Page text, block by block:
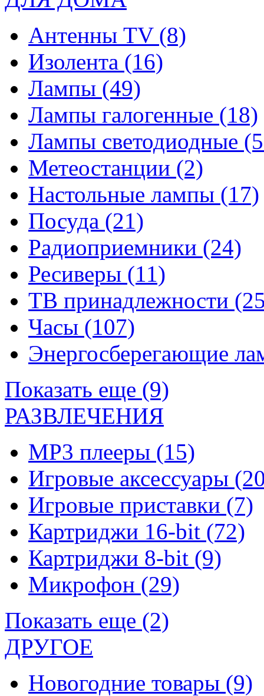
Антенны TV (8)
Изолента (16)
Лампы (49)
Лампы галогенные (18)
Лампы светодиодные
Метеостанции (2)
Настольные лампы (17)
Посуда (21)
Радиоприемники (24)
Ресиверы (11)
ТВ принадлежности
Часы (107)
Энергосберегающие
Показать еще (9)
РАЗВЛЕЧЕНИЯ
MP3 плееры (15)
Игровые аксессуары
Игровые приставки (7)
Картриджи 16-bit (72)
Картриджи 8-bit (9)
Микрофон (29)
Показать еще (2)
ДРУГОЕ
Новогодние товары (9)